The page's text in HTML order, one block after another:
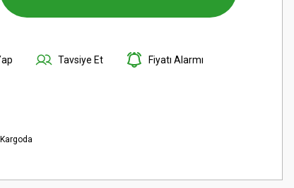
Tavsiye Et Fiyatı Alarmı